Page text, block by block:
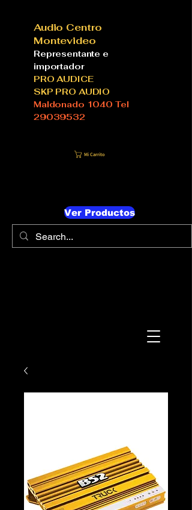
Audio Centro
Montevideo
Representante e
importador
PRO AUDICE
SKP PRO AUDIO
Maldonado 1040 Tel
29039532
Mi Carrito
Ver Productos